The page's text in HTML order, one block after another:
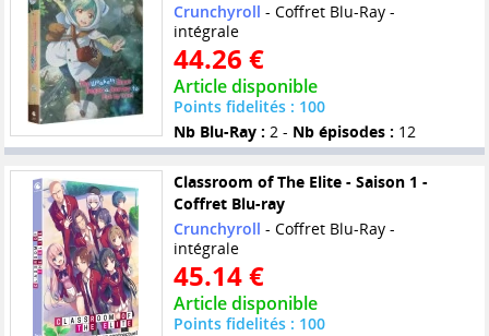
Crunchyroll - Coffret Blu-Ray -
intégrale
44.26 €
Article disponible
Points fidelités : 100
Nb Blu-Ray : 2 - Nb épisodes : 12
Classroom of The Elite - Saison 1 -
Coffret Blu-ray
Crunchyroll - Coffret Blu-Ray -
intégrale
45.14 €
Article disponible
Points fidelités : 100